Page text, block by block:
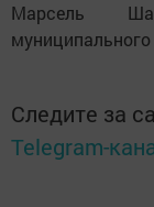
Марсель
Следите за
Telegram-